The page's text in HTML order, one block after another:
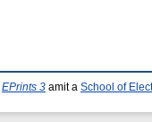
EPrints 3 amit a School of